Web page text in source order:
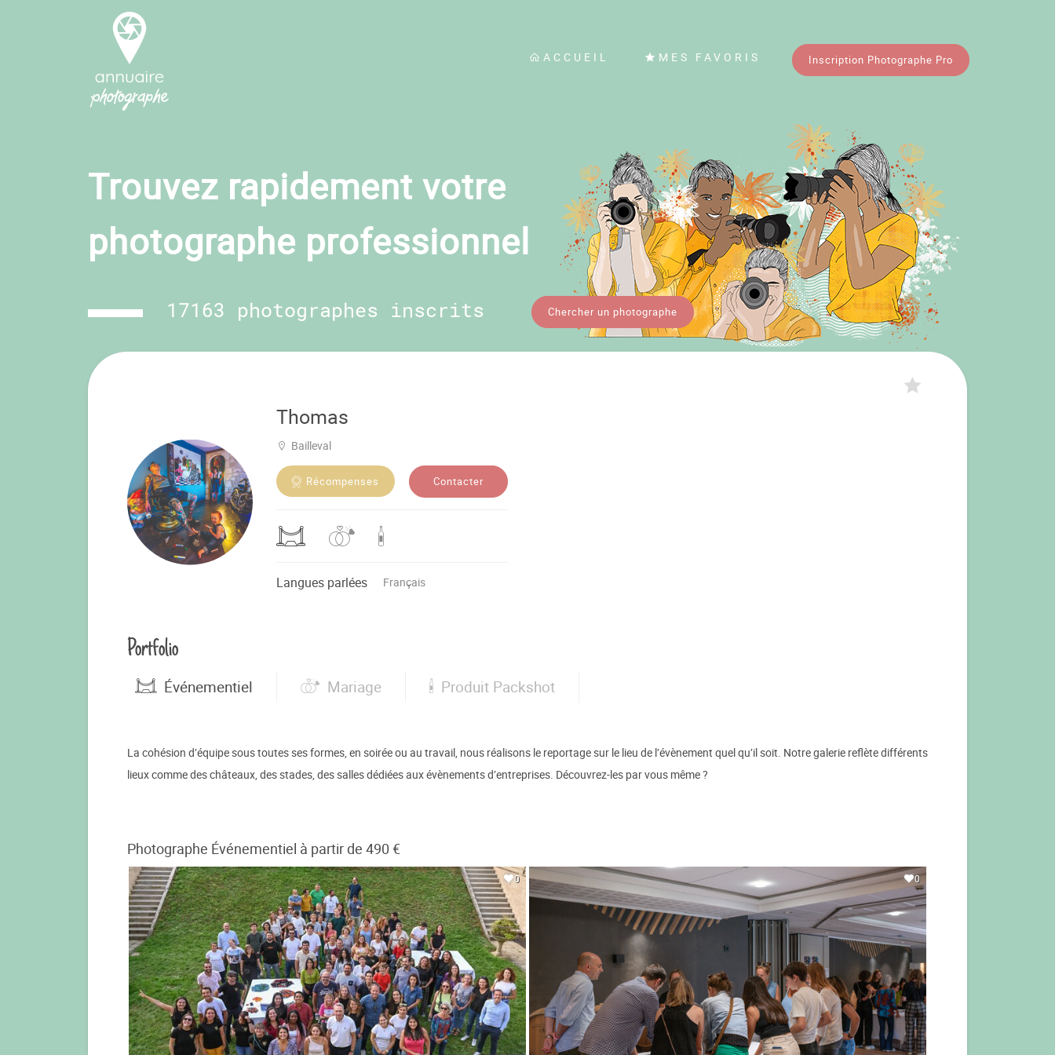
ACCUEIL MES FAVORIS Inscription Photographe Pro
Trouvez rapidement votre
photographe professionnel
17163 photographes inscrits Chercher un photographe
Thomas
Bailleval
Récompenses Contacter
Langues parlées Français
Portfolio
Événementiel Mariage Produit Packshot
La cohésion d’équipe sous toutes ses formes, en soirée ou au travail, nous réalisons le reportage sur le lieu de l’évènement quel qu’il soit. Notre galerie reflète différents
lieux comme des châteaux, des stades, des salles dédiées aux évènements d’entreprises. Découvrez-les par vous même ?
Photographe Événementiel à partir de 490 €
0 0